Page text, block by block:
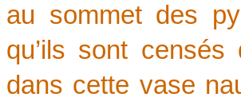
au sommet des
qu’ils sont censés
dans cette vase